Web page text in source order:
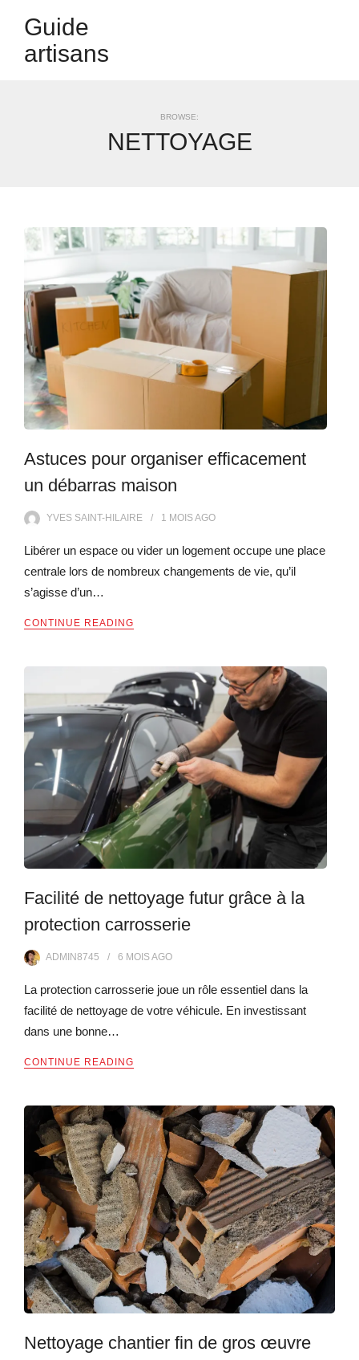
Guide
artisans
BROWSE:
NETTOYAGE
Astuces pour organiser efficacement
un débarras maison
YVES SAINT-HILAIRE 1 MOISAGO
Libérer un espace ou vider un logement occupe une place
centrale lors de nombreux changements de vie, qu’il
s’agisse d’un…
CONTINUE READING
Facilité de nettoyage futur grâce à la
protection carrosserie
ADMIN8745 6 MOISAGO
La protection carrosserie joue un rôle essentiel dans la
facilité de nettoyage de votre véhicule. En investissant
dans une bonne…
CONTINUE READING
Nettoyage chantier fin de gros œuvre